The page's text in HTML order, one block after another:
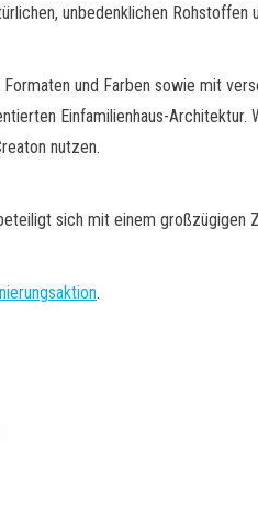
unbedenklichen
und Farben sowie mit
Einfamilienhaus-
nutzen.
sich mit einem großzügigen
.